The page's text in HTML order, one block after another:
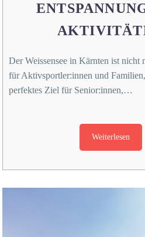
Der Weissensee in Kärnten ist nicht
für Aktivsportler:innen und
perfektes Ziel für Senior:innen,…
Weiterlesen